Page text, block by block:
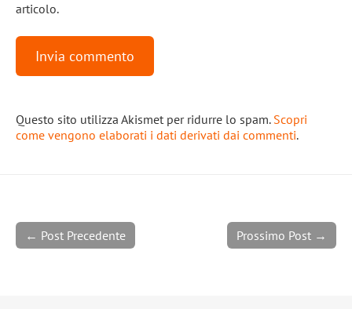
articolo.
Questo sito utilizza Akismet per ridurre lo spam. Scopri
come vengono elaborati i dati derivati dai commenti.
Prossimo Post →
← Post Precedente